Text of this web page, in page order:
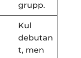
grupp.
Kul
debutan
t, men